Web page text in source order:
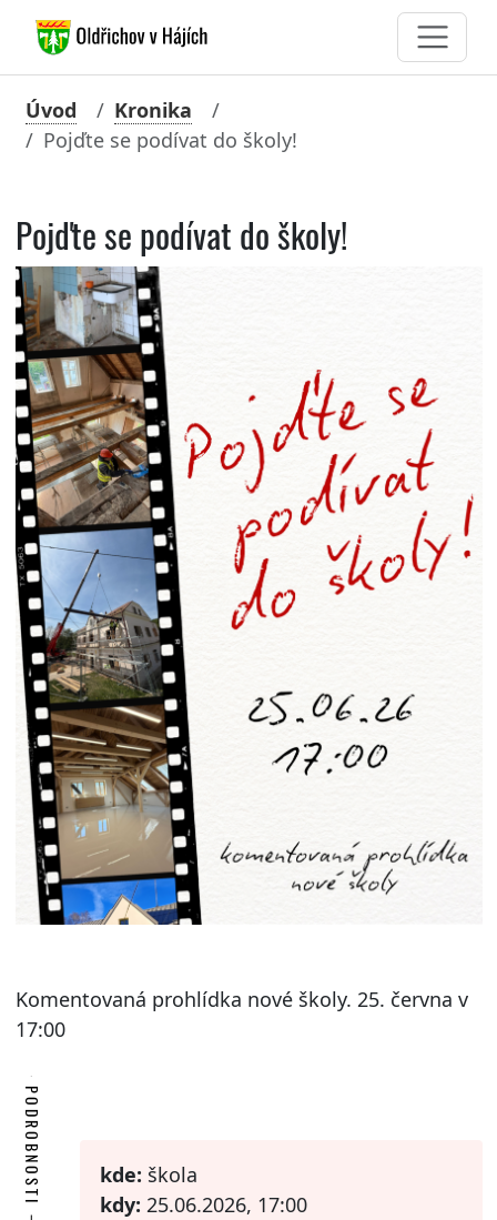
Úvod
Kronika
Pojďte se podívat do školy!
Pojďte se podívat do školy!
Komentovaná prohlídka nové školy. 25. června v
17:00
PODROBNOSTI kde: škola
kdy: 25.06.2026, 17:00